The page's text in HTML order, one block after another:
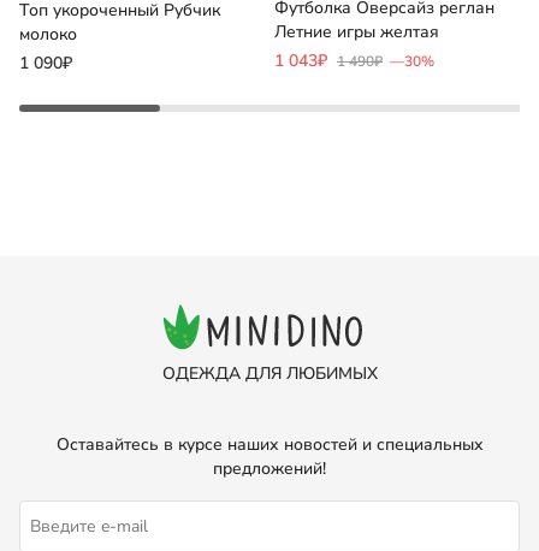
Топ укороченный Рубчик
молоко
1 090₽
Футболка Оверсайз реглан
Летние игры желтая
1 043₽ 1 490₽ —30%
ОДЕЖДА ДЛЯ ЛЮБИМЫХ
Оставайтесь в курсе наших новостей и специальных
предложений!